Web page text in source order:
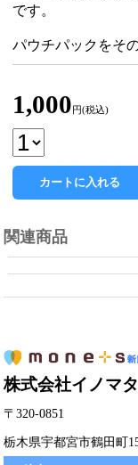
です。
パウチパックをそ
1,000 円(税込)
関連商品
株式会社イノマタ
〒320-0851
栃木県宇都宮市鶴田町